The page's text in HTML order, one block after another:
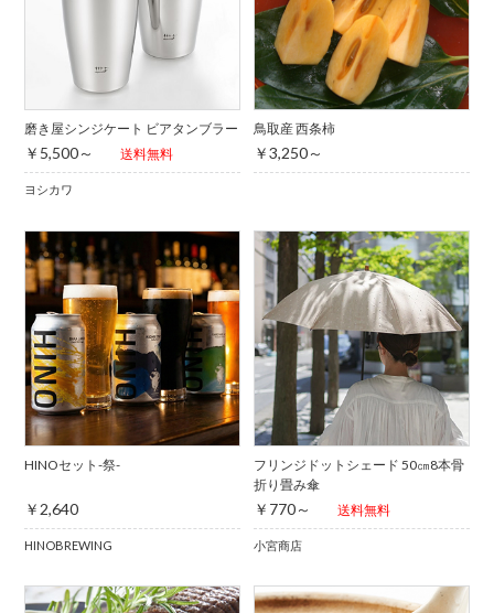
磨き屋シンジケート ビアタンブラー
￥5,500～ 送料無料
ヨシカワ
鳥取産 西条柿
￥3,250～
HINOセット-祭-
￥2,640
HINOBREWING
フリンジドットシェード 50㎝8本骨
折り畳み傘
￥770～ 送料無料
小宮商店